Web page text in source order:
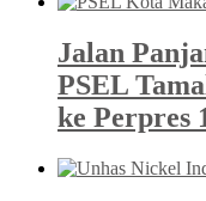
Jalan
PSEL
ke Perpres